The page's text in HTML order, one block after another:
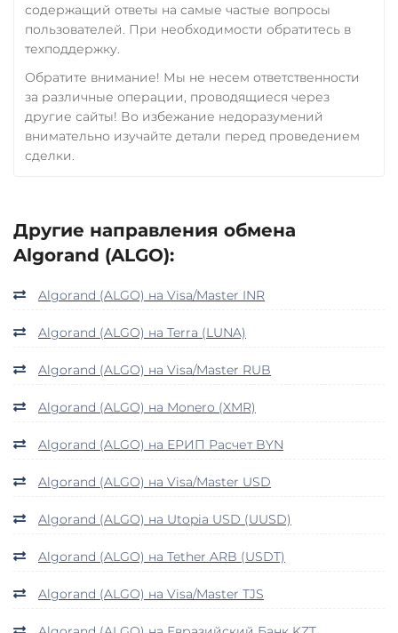
содержащий ответы на самые частые вопросы
пользователей. При необходимости обратитесь в
техподдержку.
Обратите внимание! Мы не несем ответственности
за различные операции, проводящиеся через
другие сайты! Во избежание недоразумений
внимательно изучайте детали перед проведением
сделки.
Другие направления обмена
Algorand (ALGO):
Algorand (ALGO) на Visa/Master INR
Algorand (ALGO) на Terra (LUNA)
Algorand (ALGO) на Visa/Master RUB
Algorand (ALGO) на Monero (XMR)
Algorand (ALGO) на ЕРИП Расчет BYN
Algorand (ALGO) на Visa/Master USD
Algorand (ALGO) на Utopia USD (UUSD)
Algorand (ALGO) на Tether ARB (USDT)
Algorand (ALGO) на Visa/Master TJS